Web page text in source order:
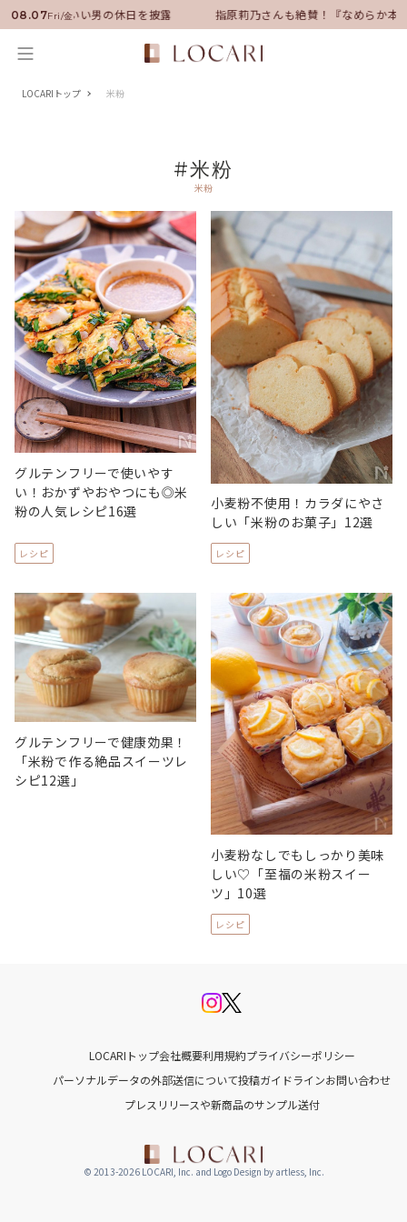
08.07Fri/金
ーに就任！いい男の休日を披露 指原莉乃さんも絶賛！『なめらか本
LOCARIトップ 米粉
#米粉
米粉
グルテンフリーで使いやす
い！おかずやおやつにも◎米
粉の人気レシピ16選
レシピ
小麦粉不使用！カラダにやさ
しい「米粉のお菓子」12選
レシピ
グルテンフリーで健康効果！
「米粉で作る絶品スイーツレ
シピ12選」
小麦粉なしでもしっかり美味
しい♡「至福の米粉スイー
ツ」10選
レシピ
LOCARIトップ会社概要利用規約プライバシーポリシー
パーソナルデータの外部送信について投稿ガイドラインお問い合わせ
プレスリリースや新商品のサンプル送付
© 2013-2026 LOCARI, Inc. and Logo Design by artless, Inc.